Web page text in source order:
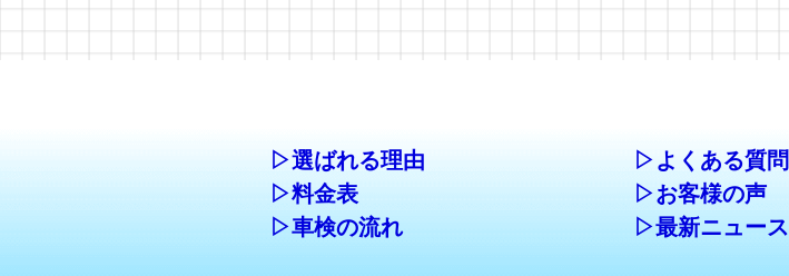
▷選ばれる理由
▷料金表
▷車検の流れ
▷よくある質問
▷お客様の声
▷最新ニュース